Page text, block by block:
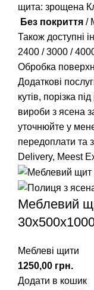
щита: зрощена
Без покриття /
Також доступні
2400 /3000 /
Обробка
Додаткові
кутів, порізка
вироби з ясена
уточнюйте у
передоплати та
Delivery, Meest
Меблевий
Меблеві щити
грн.
Додати в кошик